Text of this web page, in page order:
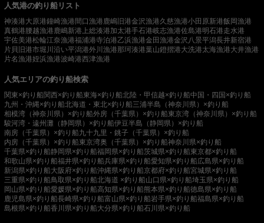
人気港の釣り船リスト
神湊港大原港鐘崎漁港 間口漁港鹿嶋旧港金沢漁港久慈漁港小田原新港飯岡漁港
真鶴港 腰越漁港鹿嶋新港 上総湊港加太港手石港岐志漁港佐島港明石港走水港
宇佐美港松輪江奈漁港福浦港寺泊港乙浜漁港金田漁港金沢八景平潟長井新宿港
片貝旧港市堀川沿い平潟港外川漁港那珂湊港葉山鐙摺港大洗港太海漁港大井漁港
片名漁港姪浜漁港波崎港西津漁港
人気エリアの釣り船検索
関東×釣り船関西×釣り船東海×釣り船北陸・甲信越×釣り船中国・四国×釣り船
九州・沖縄×釣り船北海道・東北×釣り船三浦半島（神奈川県）×釣り船
相模湾（神奈川県）×釣り船外房（千葉県）×釣り船東京湾（神奈川県）×釣り船
駿河湾・遠州灘（静岡県）×釣り船伊豆半島（静岡県）×釣り船
南房（千葉県）×釣り船九十九里・銚子（千葉県）×釣り船
内房（千葉県）×釣り船東京湾奥（千葉県）×釣り船神奈川県×釣り船
千葉県×釣り船静岡県×釣り船福岡県×釣り船茨城県×釣り船東京都×釣り船
和歌山県×釣り船福井県×釣り船兵庫県×釣り船愛知県×釣り船広島県×釣り船
新潟県×釣り船大阪府×釣り船沖縄県×釣り船京都府×釣り船宮城県×釣り船
三重県×釣り船鳥取県×釣り船北海道 ×釣り船山口県×釣り船埼玉県×釣り船
岡山県×釣り船愛媛県×釣り船高知県×釣り船熊本県×釣り船徳島県×釣り船
鹿児島県×釣り船長崎県×釣り船富山県×釣り船岩手県×釣り船福島県×釣り船
島根県×釣り船香川県×釣り船大分県×釣り船石川県×釣り船